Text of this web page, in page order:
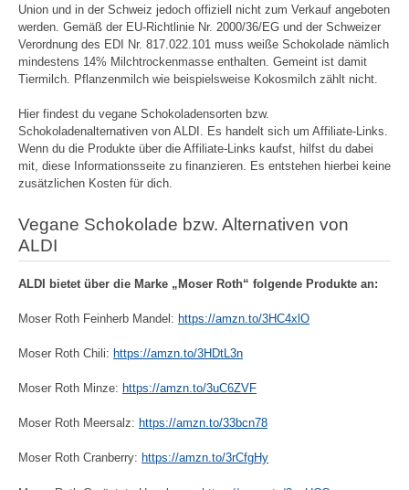
Union und in der Schweiz jedoch offiziell nicht zum Verkauf angeboten
werden. Gemäß der EU-Richtlinie Nr. 2000/36/EG und der Schweizer
Verordnung des EDI Nr. 817.022.101 muss weiße Schokolade nämlich
mindestens 14% Milchtrockenmasse enthalten. Gemeint ist damit
Tiermilch. Pflanzenmilch wie beispielsweise Kokosmilch zählt nicht.
Hier findest du vegane Schokoladensorten bzw.
Schokoladenalternativen von ALDI. Es handelt sich um Affiliate-Links.
Wenn du die Produkte über die Affiliate-Links kaufst, hilfst du dabei
mit, diese Informationsseite zu finanzieren. Es entstehen hierbei keine
zusätzlichen Kosten für dich.
Vegane Schokolade bzw. Alternativen von
ALDI
ALDI bietet über die Marke „Moser Roth“ folgende Produkte an:
Moser Roth Feinherb Mandel: https://amzn.to/3HC4xlO
Moser Roth Chili: https://amzn.to/3HDtL3n
Moser Roth Minze: https://amzn.to/3uC6ZVF
Moser Roth Meersalz: https://amzn.to/33bcn78
Moser Roth Cranberry: https://amzn.to/3rCfgHy